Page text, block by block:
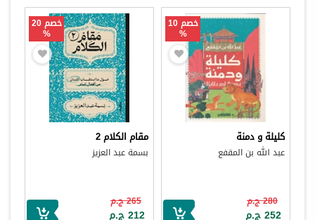
خصم 10
%
كليلة و دمنة
عبد الله بن المقفع
280 ج.م
252 ج.م
خصم 20
%
مقام الكلام 2
بسمة عبد العزيز
265 ج.م
212 ج.م